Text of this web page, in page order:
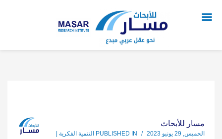
مسار للأبحاث
الخميس, 29 يونيو 2023 /
PUBLISHED IN
التنمية الفكرية |